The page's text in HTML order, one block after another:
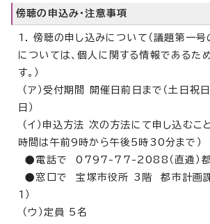
傍聴の申込み・注意事項
1. 傍聴の申し込みについて（議題第一号
については、個人に関する情報であるた
す。）
（ア）受付期間 開催日前日まで（土日祝
日）
（イ）申込方法 次の方法にて申し込むこ
時間は午前9時から午後5時30分まで）
●電話で 0797-77-2088（直通）都
●窓口で 宝塚市役所 3階 都市計画課
1）
（ウ）定員 5名